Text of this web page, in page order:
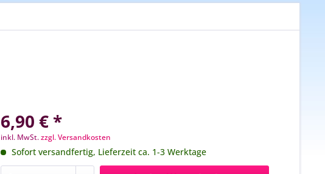
6,90 € *
inkl. MwSt.zzgl. Versandkosten
Sofort versandfertig, Lieferzeit ca. 1-3 Werktage